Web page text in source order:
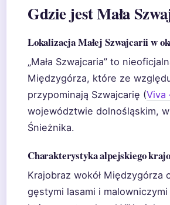
Gdzie jest Mała
Lokalizacja Małej Szwajcarii w
„Mała Szwajcaria” to
Międzygórza, które ze
przypominają Szwajcarię (Viva
województwie dolnośląskim,
Śnieżnika.
Charakterystyka alpejskiego
Krajobraz wokół
gęstymi lasami i